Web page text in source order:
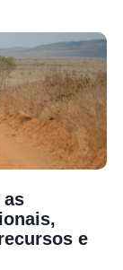
as
e